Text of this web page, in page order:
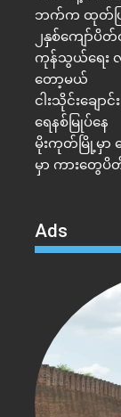
ဘက်က ထုတ်ပ
၂နှစ်​ကျော်ပိ
ကုန်သွယ်ရေး လ
တော့မယ်
ငါးသိုင်းချေ
ရေနစ်မြုပ်နေ
မိုးကုတ်မြို့မှာ ရ
မှာ ကားတွေပိ
Ads